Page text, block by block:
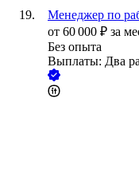
Менеджер по
от 60 000 ₽ за
Без опыта
Выплаты: Два